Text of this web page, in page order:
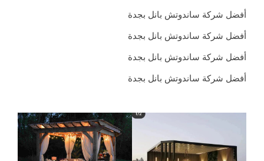
أفضل شركة ساندوتش بانل بجدة
أفضل شركة ساندوتش بانل بجدة
أفضل شركة ساندوتش بانل بجدة
أفضل شركة ساندوتش بانل بجدة